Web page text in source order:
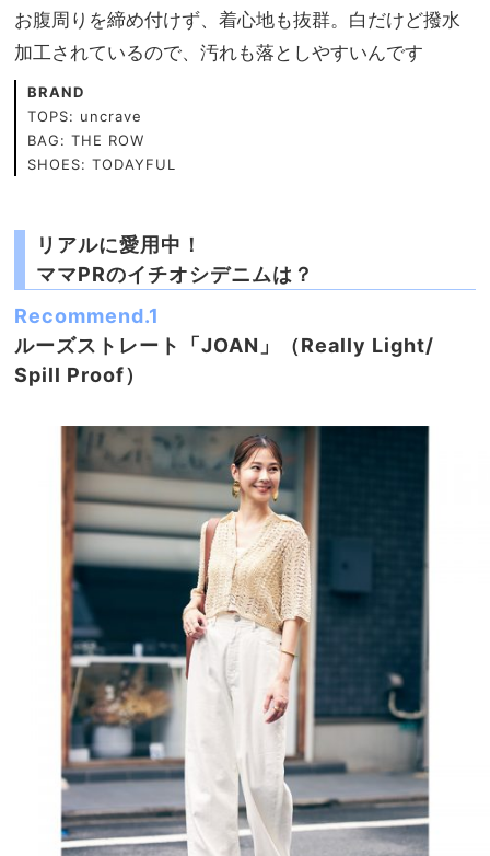
お腹周りを締め付けず、着心地も抜群。白だけど撥水
加工されているので、汚れも落としやすいんです
BRAND
TOPS: uncrave
BAG: THE ROW
SHOES: TODAYFUL
リアルに愛用中！
ママPRのイチオシデニムは？
Recommend.1
ルーズストレート「JOAN」（Really Light/
Spill Proof）